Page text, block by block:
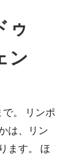
ゥ
ン
で。 リンポ
は、リン
ます。 ほ